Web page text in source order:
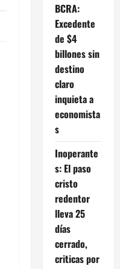
BCRA:
Excedente
de $4
billones sin
destino
claro
inquieta a
economista
s
Inoperante
s: El paso
cristo
redentor
lleva 25
días
cerrado,
criticas por